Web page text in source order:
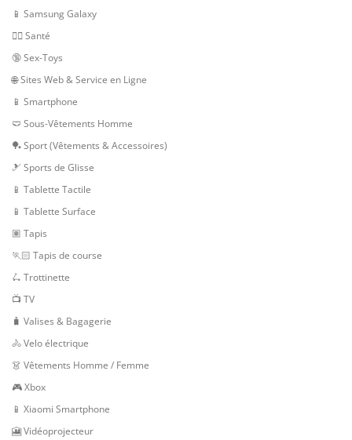
📱 Samsung Galaxy
👨‍⚕️ Santé
🔞 Sex-Toys
🌐 Sites Web & Service en Ligne
📱 Smartphone
🩲 Sous-Vêtements Homme
🏓 Sport (Vêtements & Accessoires)
🎿 Sports de Glisse
📱 Tablette Tactile
📱 Tablette Surface
🏽 Tapis
🏃🏻 Tapis de course
🛴 Trottinette
📺 TV
🧳 Valises & Bagagerie
🚴 Velo électrique
👗 Vêtements Homme / Femme
🎮 Xbox
📱 Xiaomi Smartphone
🎦 Vidéoprojecteur